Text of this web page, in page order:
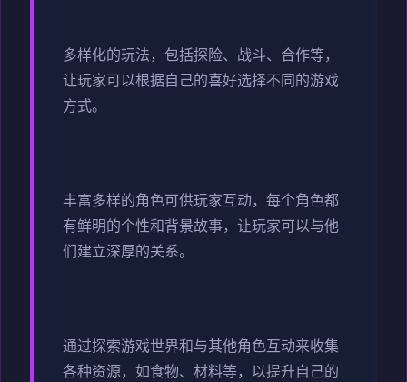
多样化的玩法，包括探险、战斗、合作等，
让玩家可以根据自己的喜好选择不同的游戏
方式。
丰富多样的角色可供玩家互动，每个角色都
有鲜明的个性和背景故事，让玩家可以与他
们建立深厚的关系。
通过探索游戏世界和与其他角色互动来收集
各种资源，如食物、材料等，以提升自己的